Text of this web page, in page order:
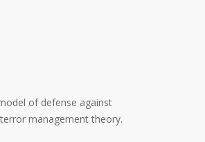
of defense against
management theory.